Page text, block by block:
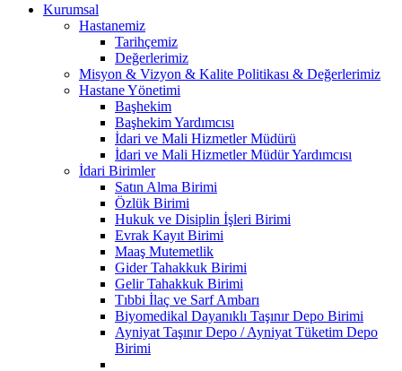
Kurumsal
Hastanemiz
Tarihçemiz
Değerlerimiz
Misyon & Vizyon & Kalite Politikası & Değerlerimiz
Hastane Yönetimi
Başhekim
Başhekim Yardımcısı
İdari ve Mali Hizmetler Müdürü
İdari ve Mali Hizmetler Müdür Yardımcısı
İdari Birimler
Satın Alma Birimi
Özlük Birimi
Hukuk ve Disiplin İşleri Birimi
Evrak Kayıt Birimi
Maaş Mutemetlik
Gider Tahakkuk Birimi
Gelir Tahakkuk Birimi
Tıbbi İlaç ve Sarf Ambarı
Biyomedikal Dayanıklı Taşınır Depo Birimi
Ayniyat Taşınır Depo / Ayniyat Tüketim Depo
Birimi